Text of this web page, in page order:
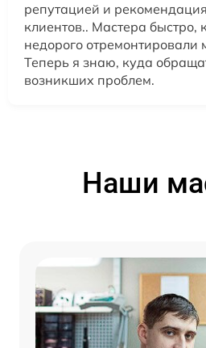
репутацией и
клиентов.. Мастера быстро,
недорого отремонтировали
Теперь я знаю, куда
возникших проблем.
Наши